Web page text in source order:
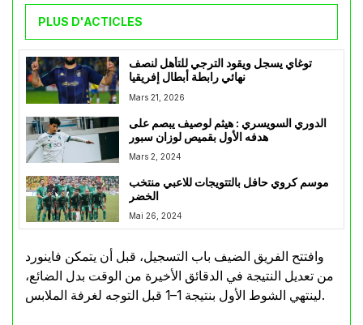
PLUS D'ACTICLES
توغاي يسجل ويقود الترجي للتأهل لنصف
نهائي رابطة أبطال إفريقيا
Mars 21, 2026
الدوري السويسري : هيثم لوصيف يبصم على
هدفه الأول بقميص لوزان سبور
Mars 2, 2024
موسم كروي حافل بالتتويجات للاعبي منتخب
الخضر
Mai 26, 2024
وافتتح الفريق الضيف باب التسجيل، قبل أن يتمكن فاينورد
من تعديل النتيجة في الدقائق الأخيرة من الوقت بدل الضائع،
لينتهي الشوط الأول بنتيجة 1–1 قبل التوجه لغرفة الملابس.